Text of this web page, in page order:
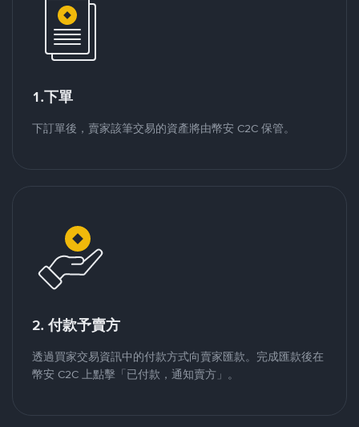
1.下單
下訂單後，賣家該筆交易的資產將由幣安 C2C 保管。
2. 付款予賣方
透過買家交易資訊中的付款方式向賣家匯款。完成匯款後在
幣安 C2C 上點擊「已付款，通知賣方」。